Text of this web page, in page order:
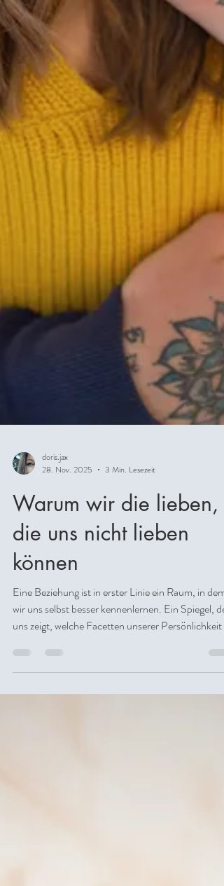
doris.jax
28. Nov. 2025
Warum wir die lieben,
die uns nicht lieben
können
Eine Beziehung ist in erster Linie ein Raum, in dem
uns zeigt, welche Facetten unserer Persönlichkeit